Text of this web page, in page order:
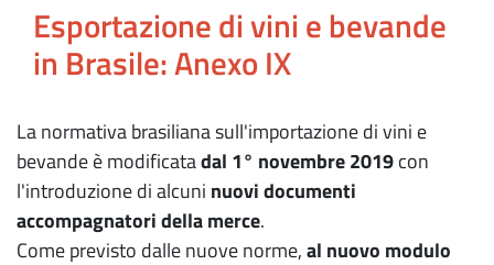
Esportazione di vini e bevande
in Brasile: Anexo IX
La normativa brasiliana sull'importazione di vini e
bevande è modificatadal 1° novembre 2019con
l'introduzione di alcuni nuovi documenti
accompagnatori della merce.
Come previsto dalle nuove norme,al nuovo modulo